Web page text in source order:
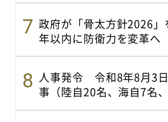
政府が「骨太方針2026
年以内に防衛力を変革へ
人事発令 令和8年8月3
事（陸自20名、海自7名